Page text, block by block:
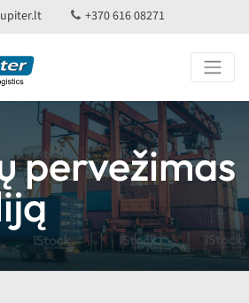
+370 616 08271
pervežimas